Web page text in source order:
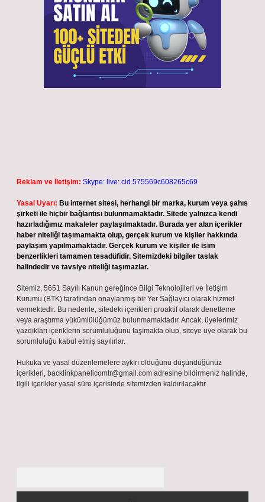
Reklam ve İletişim: Skype: live:.cid.575569c608265c69
Yasal Uyarı: Bu internet sitesi, herhangi bir marka, kurum veya şahıs
şirketi ile hiçbir bağlantısı bulunmamaktadır. Sitede yalnızca kendi
hazırladığımız makaleler paylaşılmaktadır. Burada yer alan içerikler
haber niteliği taşımamakta olup, gerçek kurum ve kişiler hakkında
paylaşım yapılmamaktadır. Gerçek kurum ve kişiler ile isim
benzerlikleri tamamen tesadüfidir. Sitemizdeki bilgiler taslak
halindedir ve tavsiye niteliği taşımazlar.
Sitemiz, 5651 Sayılı Kanun gereğince Bilgi Teknolojileri ve İletişim
Kurumu (BTK) tarafından onaylanmış bir Yer Sağlayıcı olarak hizmet
vermektedir. Bu nedenle, sitedeki içerikleri proaktif olarak denetleme
veya araştırma yükümlülüğümüz bulunmamaktadır. Ancak, üyelerimiz
yazdıkları içeriklerin sorumluluğunu taşımakta olup, siteye üye olarak bu
sorumluluğu kabul etmiş sayılırlar.
Hukuka ve yasal düzenlemelere aykırı olduğunu düşündüğünüz
içerikleri, backlinkpanelicomtr@gmail.com adresine bildirmeniz halinde,
ilgili içerikler yasal süre içerisinde sitemizden kaldırılacaktır.